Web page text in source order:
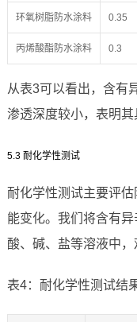
环氧树脂防水涂料 0.35
丙烯酸酯防水涂料 0.3
从表3可以看出，含有
渗透深度较小，表明其
5.3 耐化学性测试
耐化学性测试主要评
能变化。我们将含有
酸、碱、盐等溶液中，
表4：耐化学性测试结